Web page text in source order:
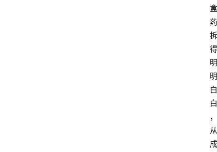
盒
药
拆
得
明
明
白
白
，
从
成